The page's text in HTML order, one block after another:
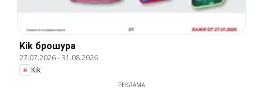
Kik брошура
27.07.2026-31.08.2026
Kik
РЕКЛАМА